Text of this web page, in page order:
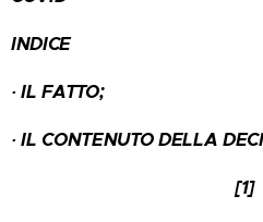
INDICE
·IL FATTO;
·IL CONTENUTO DELLA
[1]